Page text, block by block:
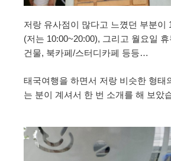
저랑 유사점이 많다고 느꼈던 부분이
(저는 10:00~20:00), 그리고 월요일
건물, 북카페/스터디카페 등등…
태국여행을 하면서 저랑 비슷한 형태
는 분이 계셔서 한 번 소개를 해 보았